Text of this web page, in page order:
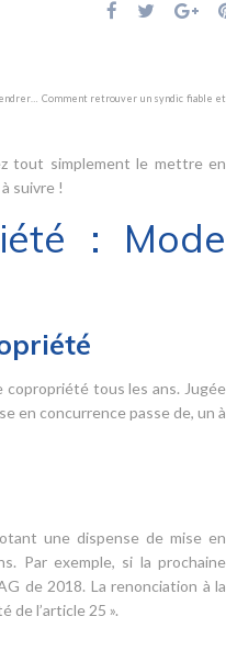
Comment retrouver un syndic fiable et
tout simplement le mettre en
suivre !
: Mode
tous les ans. Jugée
en concurrence passe de, un à
une dispense de mise en
Par exemple, si la prochaine
de 2018. La renonciation à la
de l’article 25 ».